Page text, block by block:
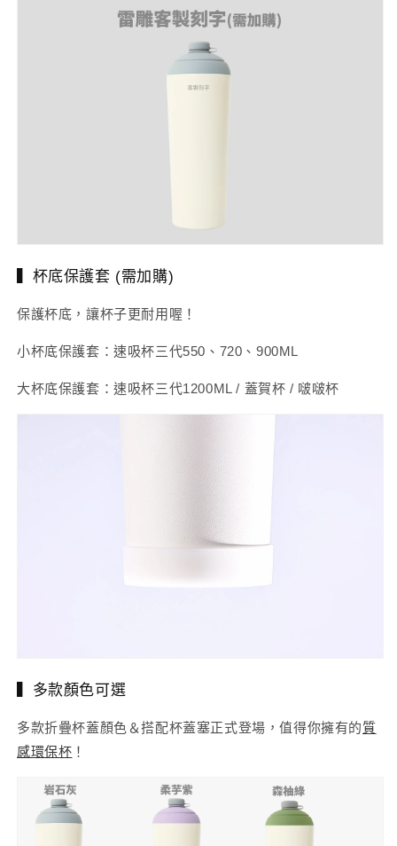
▍杯底保護套 (需加購)
保護杯底，讓杯子更耐用喔！
小杯底保護套：速吸杯三代550、720、900ML
大杯底保護套：速吸杯三代1200ML / 蓋賀杯 / 啵啵杯
▍多款顏色可選
多款折疊杯蓋顏色＆搭配杯蓋塞正式登場，值得你擁有的質
感環保杯 ！